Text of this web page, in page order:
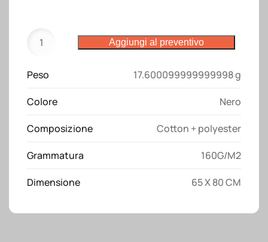
lungo
30
%
cotone/70
poliestere
(160g/m2),
65×80
cm
Aggiungi al preventivo
Peso 17.600099999999998 g
Colore Nero
Composizione Cotton + polyester
Grammatura 160G/M2
Dimensione 65 X 80 CM